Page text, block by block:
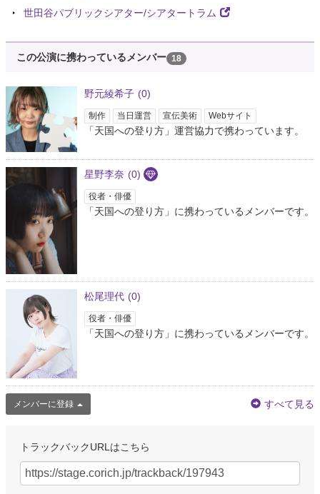
めぐ
@mry7121
＋にね。無事に開幕出来そうですね💚
ゆ🦋
@hanagatalove
@MizutaKoushiki 航生くん、こんにちは☺️ シアタートラムさんにお立ちに
なるの三度目ですね✨ 私はもう何度も訪れてますが特に航生くんのマキュフ
ァや、お勢さんが印象深い劇場です！ ４回観劇予定で楽しみです🥰
あずきあいす🧸
@azk2_nbxkmt
@MizutaKoushiki 航生くん、こんにちは😊 シアタートラム、 とっても素敵
な劇場ですよね！ 観に行くのが楽しみです🙌*° 舞台稽古、頑張ってくださ
い！！
八神 玲央
@Reo_yagami
@MizutaKoushiki 航生くんこんにちは！ シアタートラム立つの3回目なんで
すね〜👏🏻初めてシアタートラムに伺うのでどういう雰囲気かとか今からす
です😿🤍
@MizutaKoushiki
「マーキュリーファー」「お勢伊登場」と今まで二度シアタートラムさんに
世田谷パブリックシアター/シアタートラム
この公演に携わっているメンバー 18
野元綾希子 (0)
制作 当日運営 宣伝美術 Webサイト
「天国への登り方」運営協力で携わっています。
星野李奈 (0)
役者・俳優
「天国への登り方」に携わっているメンバーです。
松尾理代 (0)
役者・俳優
「天国への登り方」に携わっているメンバーです。
メンバーに登録 すべて見る
トラックバックURLはこちら